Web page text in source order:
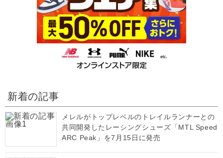
新着の記事
メレルがトップレベルのトレイルランナーとの
共同開発したレーシングシューズ「MTL Speed
ARC Peak」を7月15日に発売